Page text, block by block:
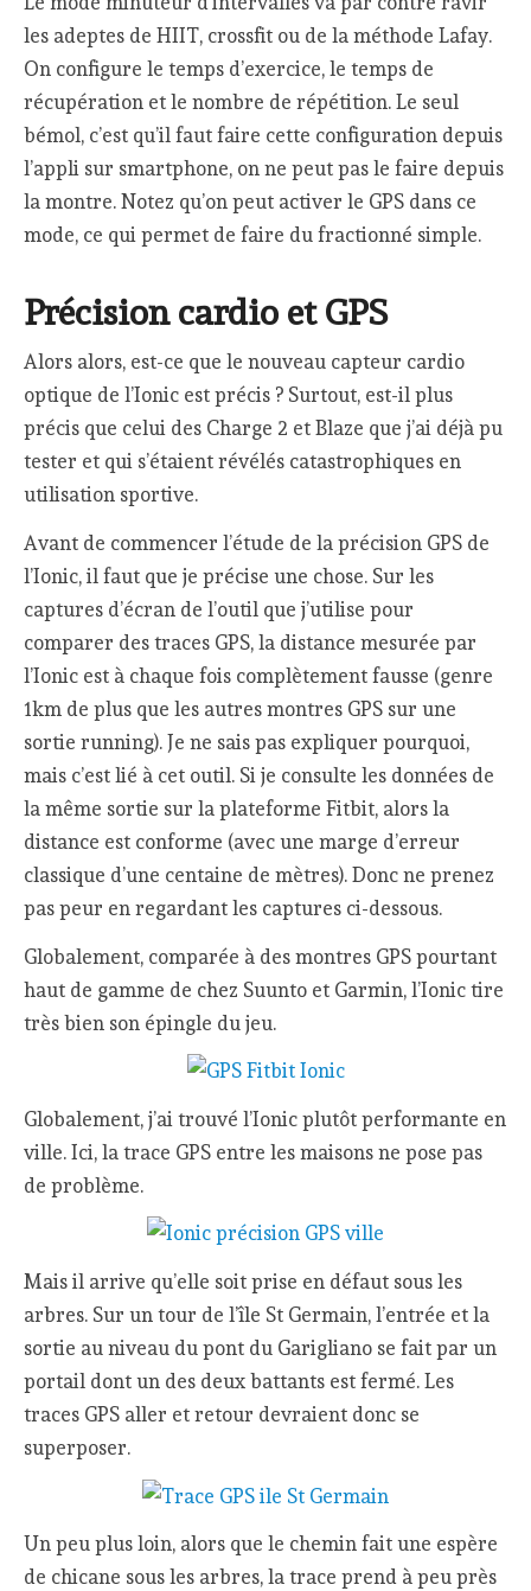
les adeptes de HIIT, crossfit ou de la méthode Lafay.
On configure le temps d’exercice, le temps de
récupération et le nombre de répétition. Le seul
bémol, c’est qu’il faut faire cette configuration depuis
l’appli sur smartphone, on ne peut pas le faire depuis
la montre. Notez qu’on peut activer le GPS dans ce
mode, ce qui permet de faire du fractionné simple.
Précision cardio et GPS
Alors alors, est-ce que le nouveau capteur cardio
optique de l’Ionic est précis ? Surtout, est-il plus
précis que celui des Charge 2 et Blaze que j’ai déjà pu
tester et qui s’étaient révélés catastrophiques en
utilisation sportive.
Avant de commencer l’étude de la précision GPS de
l’Ionic, il faut que je précise une chose. Sur les
captures d’écran de l’outil que j’utilise pour
comparer des traces GPS, la distance mesurée par
l’Ionic est à chaque fois complètement fausse (genre
1km de plus que les autres montres GPS sur une
sortie running). Je ne sais pas expliquer pourquoi,
mais c’est lié à cet outil. Si je consulte les données de
la même sortie sur la plateforme Fitbit, alors la
distance est conforme (avec une marge d’erreur
classique d’une centaine de mètres). Donc ne prenez
pas peur en regardant les captures ci-dessous.
Globalement, comparée à des montres GPS pourtant
haut de gamme de chez Suunto et Garmin, l’Ionic tire
très bien son épingle du jeu.
Globalement, j’ai trouvé l’Ionic plutôt performante en
ville. Ici, la trace GPS entre les maisons ne pose pas
de problème.
Mais il arrive qu’elle soit prise en défaut sous les
arbres. Sur un tour de l’île St Germain, l’entrée et la
sortie au niveau du pont du Garigliano se fait par un
portail dont un des deux battants est fermé. Les
traces GPS aller et retour devraient donc se
superposer.
Un peu plus loin, alors que le chemin fait une espère
de chicane sous les arbres, la trace prend à peu près